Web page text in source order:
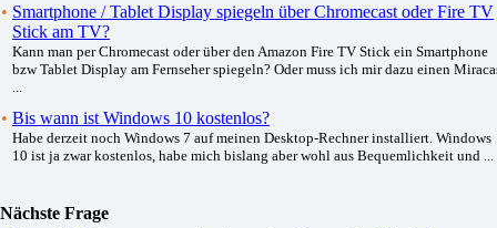
• Smartphone / Tablet Display spiegeln über Chromecast oder Fire TV
Stick am TV?
Kann man per Chromecast oder über den Amazon Fire TV Stick ein Smartphone
bzw Tablet Display am Fernseher spiegeln? Oder muss ich mir dazu einen
• Bis wann ist Windows 10 kostenlos?
Habe derzeit noch Windows 7 auf meinen Desktop-Rechner installiert. Windows
10 ist ja zwar kostenlos, habe mich bislang aber wohl aus Bequemlichkeit und ...
Nächste Frage